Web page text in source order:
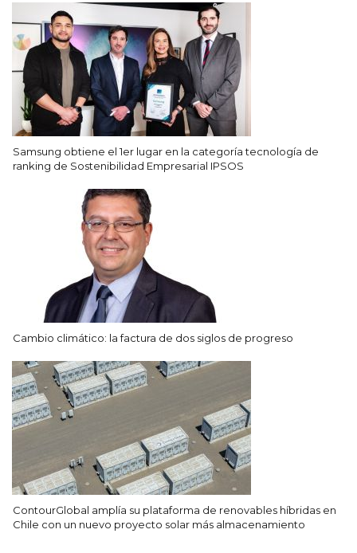
Samsung obtiene el 1er lugar en la categoría tecnología de
ranking de Sostenibilidad Empresarial IPSOS
Cambio climático: la factura de dos siglos de progreso
ContourGlobal amplía su plataforma de renovables híbridas en
Chile con un nuevo proyecto solar más almacenamiento